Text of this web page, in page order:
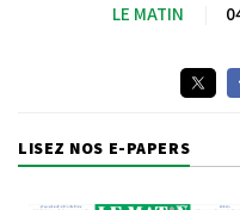
LE MATIN
LISEZ NOS E-PAPERS